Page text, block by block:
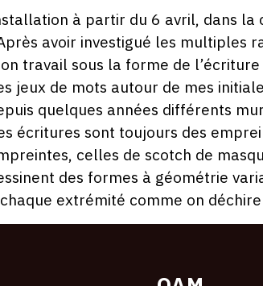
du
Faubourg
du
Pont
Neuf,
86000
Poitiers
à partir du 6 avril, dans la
avoir investigué les multiples
travail sous la forme de
jeux de mots autour de mes
quelques années différents
écritures sont toujours des
celles de scotch de
des formes à géométrie
extrémité comme on